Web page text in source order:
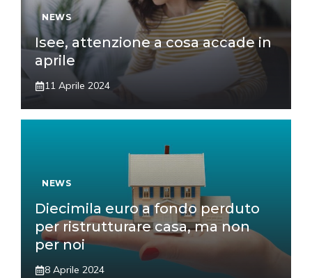
NEWS
Isee, attenzione a cosa accade in
aprile
11 Aprile 2024
NEWS
Diecimila euro a fondo perduto
per ristrutturare casa, ma non
per noi
8 Aprile 2024